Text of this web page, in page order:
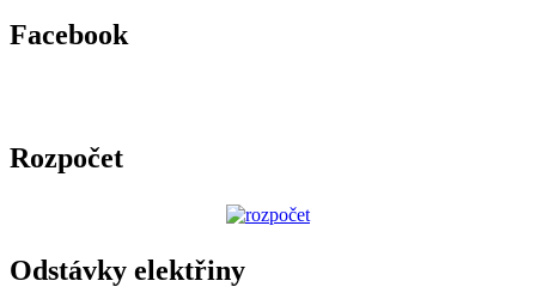
Facebook
Rozpočet
Odstávky elektřiny